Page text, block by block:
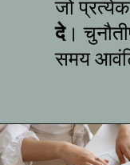
जो
दे।
समय